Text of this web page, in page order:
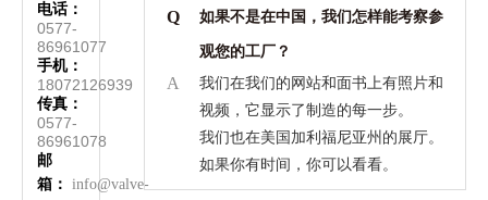
电话：
0577-
86961077
手机：
18072126939
传真：
0577-
86961078
邮
箱 ： info@valve-
Q 如果不是在中国，我们怎样能考察参
观您的工厂？
A
我们在我们的网站和面书上有照片和
视频，它显示了制造的每一步。
我们也在美国加利福尼亚州的展厅。
如果你有时间，你可以看看。